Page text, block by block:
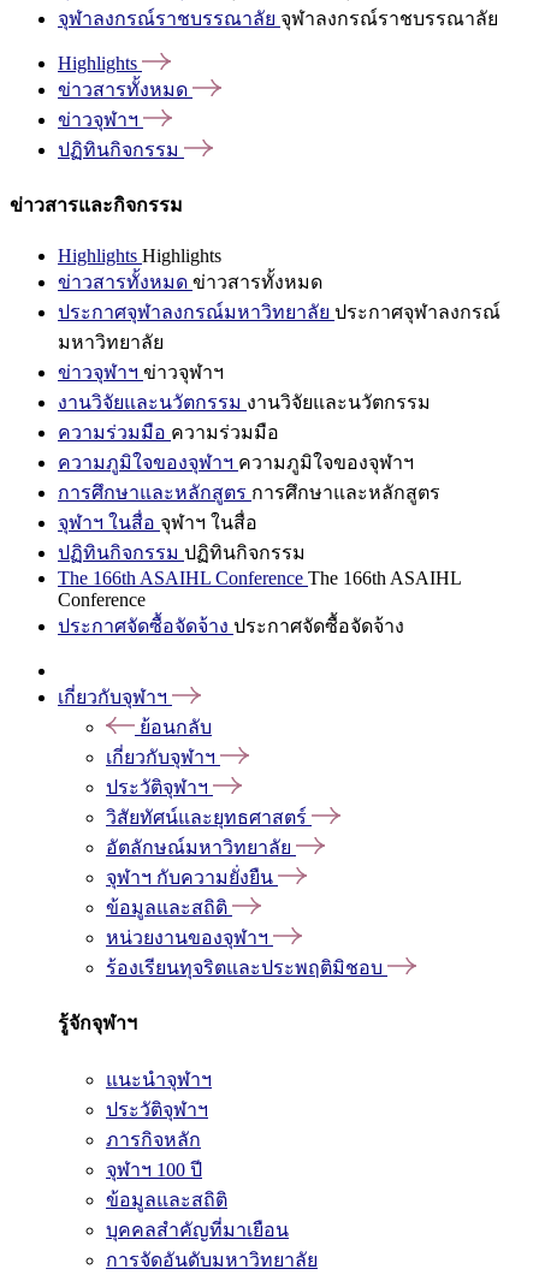
จุฬาลงกรณ์ราชบรรณาลัย จุฬาลงกรณ์ราชบรรณาลัย
Highlights
ข่าวสารทั้งหมด
ข่าวจุฬาฯ
ปฏิทินกิจกรรม
ข่าวสารและกิจกรรม
Highlights Highlights
ข่าวสารทั้งหมด ข่าวสารทั้งหมด
ประกาศจุฬาลงกรณ์มหาวิทยาลัย ประกาศจุฬาลงกรณ์
มหาวิทยาลัย
ข่าวจุฬาฯ ข่าวจุฬาฯ
งานวิจัยและนวัตกรรม งานวิจัยและนวัตกรรม
ความร่วมมือ ความร่วมมือ
ความภูมิใจของจุฬาฯ ความภูมิใจของจุฬาฯ
การศึกษาและหลักสูตร การศึกษาและหลักสูตร
จุฬาฯ ในสื่อ จุฬาฯ ในสื่อ
ปฏิทินกิจกรรม ปฏิทินกิจกรรม
The 166th ASAIHL Conference The 166th ASAIHL
Conference
ประกาศจัดซื้อจัดจ้าง ประกาศจัดซื้อจัดจ้าง
เกี่ยวกับจุฬาฯ
ย้อนกลับ
เกี่ยวกับจุฬาฯ
ประวัติจุฬาฯ
วิสัยทัศน์และยุทธศาสตร์
อัตลักษณ์มหาวิทยาลัย
จุฬาฯ กับความยั่งยืน
ข้อมูลและสถิติ
หน่วยงานของจุฬาฯ
ร้องเรียนทุจริตและประพฤติมิชอบ
รู้จักจุฬาฯ
แนะนำจุฬาฯ
ประวัติจุฬาฯ
ภารกิจหลัก
จุฬาฯ 100 ปี
ข้อมูลและสถิติ
บุคคลสำคัญที่มาเยือน
การจัดอันดับมหาวิทยาลัย